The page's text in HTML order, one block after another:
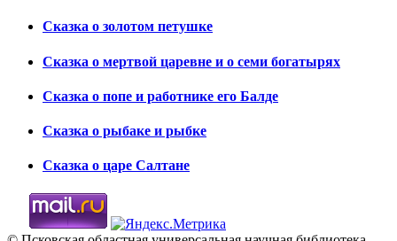
Сказка о золотом петушке
Сказка о мертвой царевне и о семи богатырях
Сказка о попе и работнике его Балде
Сказка о рыбаке и рыбке
Сказка о царе Салтане